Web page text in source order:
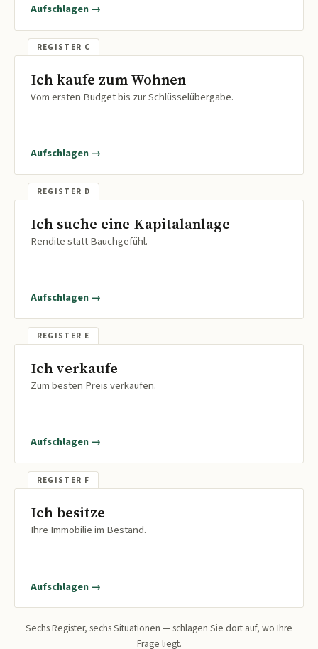
Aufschlagen →
Ich kaufe zum Wohnen
Vom ersten Budget bis zur Schlüsselübergabe.
Aufschlagen →
Ich suche eine Kapitalanlage
Rendite statt Bauchgefühl.
Aufschlagen →
Ich verkaufe
Zum besten Preis verkaufen.
Aufschlagen →
Ich besitze
Ihre Immobilie im Bestand.
Aufschlagen →
Sechs Register, sechs Situationen — schlagen Sie dort auf, wo Ihre
Frage liegt.